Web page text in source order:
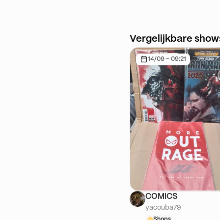
Vergelijkbare
14/09 - 09:21
COMICS
yacouba79